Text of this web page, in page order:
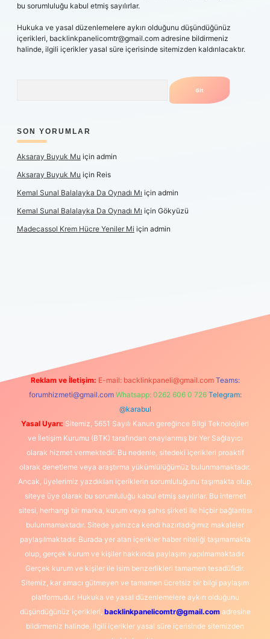
bu sorumluluğu kabul etmiş sayılırlar.
Hukuka ve yasal düzenlemelere aykırı olduğunu düşündüğünüz
içerikleri, backlinkpanelicomtr@gmail.com adresine bildirmeniz
halinde, ilgili içerikler yasal süre içerisinde sitemizden kaldırılacaktır.
SON YORUMLAR
Aksaray Buyuk Mu için admin
Aksaray Buyuk Mu için Reis
Kemal Sunal Balalayka Da Oynadı Mı için admin
Kemal Sunal Balalayka Da Oynadı Mı için Gökyüzü
Madecassol Krem Hücre Yeniler Mi için admin
Reklam ve İletişim: E-mail: backlinkpaneli@gmail.com Teams:
forumhizmeti@gmail.com Whatsapp: 0262 606 0 726 Telegram:
@karabul
Yasal Uyarı: Sitemiz, 5651 Sayılı Kanun gereğince Bilgi Teknolojileri
ve İletişim Kurumu (BTK) tarafından onaylanmış bir Yer Sağlayıcı
olarak hizmet vermektedir. Bu nedenle, sitedeki içerikleri proaktif
olarak denetleme veya araştırma yükümlülüğümüz bulunmamaktadır.
Ancak, üyelerimiz yazdıkları içeriklerin sorumluluğunu taşımakta olup,
siteye üye olarak bu sorumluluğu kabul etmiş sayılırlar. Bu internet
sitesi, herhangi bir marka, kurum veya şahıs şirketi ile hiçbir bağlantısı
bulunmamaktadır. Sitede yalnızca kendi hazırladığımız makaleler
paylaşılmaktadır. Burada yer alan içerikler haber niteliği taşımamakta
olup, gerçek kurum ve kişiler hakkında paylaşım yapılmamaktadır.
Gerçek kurum ve kişiler ile isim benzerlikleri tamamen tesadüfidir.
Sitemiz, kar amacı gütmeyen ve tamamen ücretsiz bir bilgi paylaşım
platformudur. Hukuka ve yasal düzenlemelere aykırı olduğunu
düşündüğünüz içerikleri, backlinkpanelicomtr@gmail.comadresine
bildirmeniz halinde, ilgili içerikler yasal süre içerisinde sitemizden